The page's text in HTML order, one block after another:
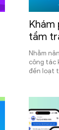
Khám
tầm
Nhằm
công tác
đến loạt